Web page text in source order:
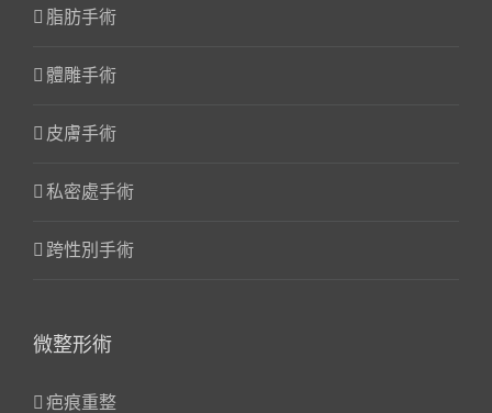
脂肪手術
體雕手術
皮膚手術
私密處手術
跨性別手術
微整形術
疤痕重整